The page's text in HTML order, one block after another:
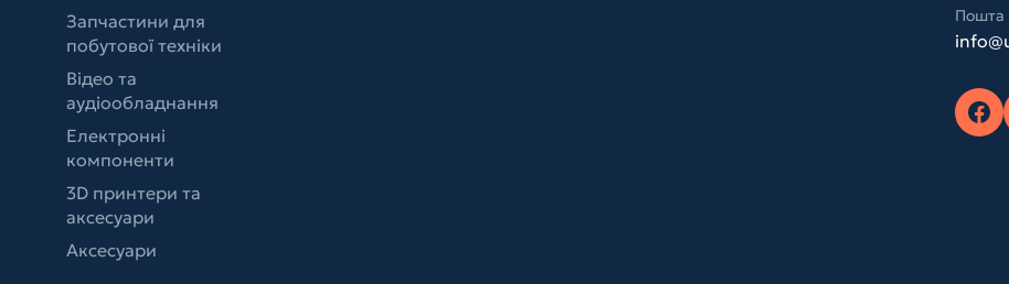
Запчастини для
побутової техніки
Відео та
аудіообладнання
Електронні
компоненти
3D принтери та
аксесуари
Аксесуари
Пошта